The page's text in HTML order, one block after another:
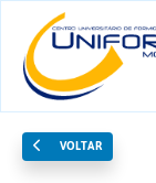
VOLTAR